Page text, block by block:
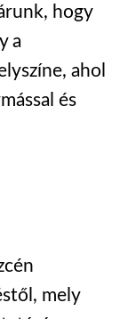
hogy
a
ahol
és
mely